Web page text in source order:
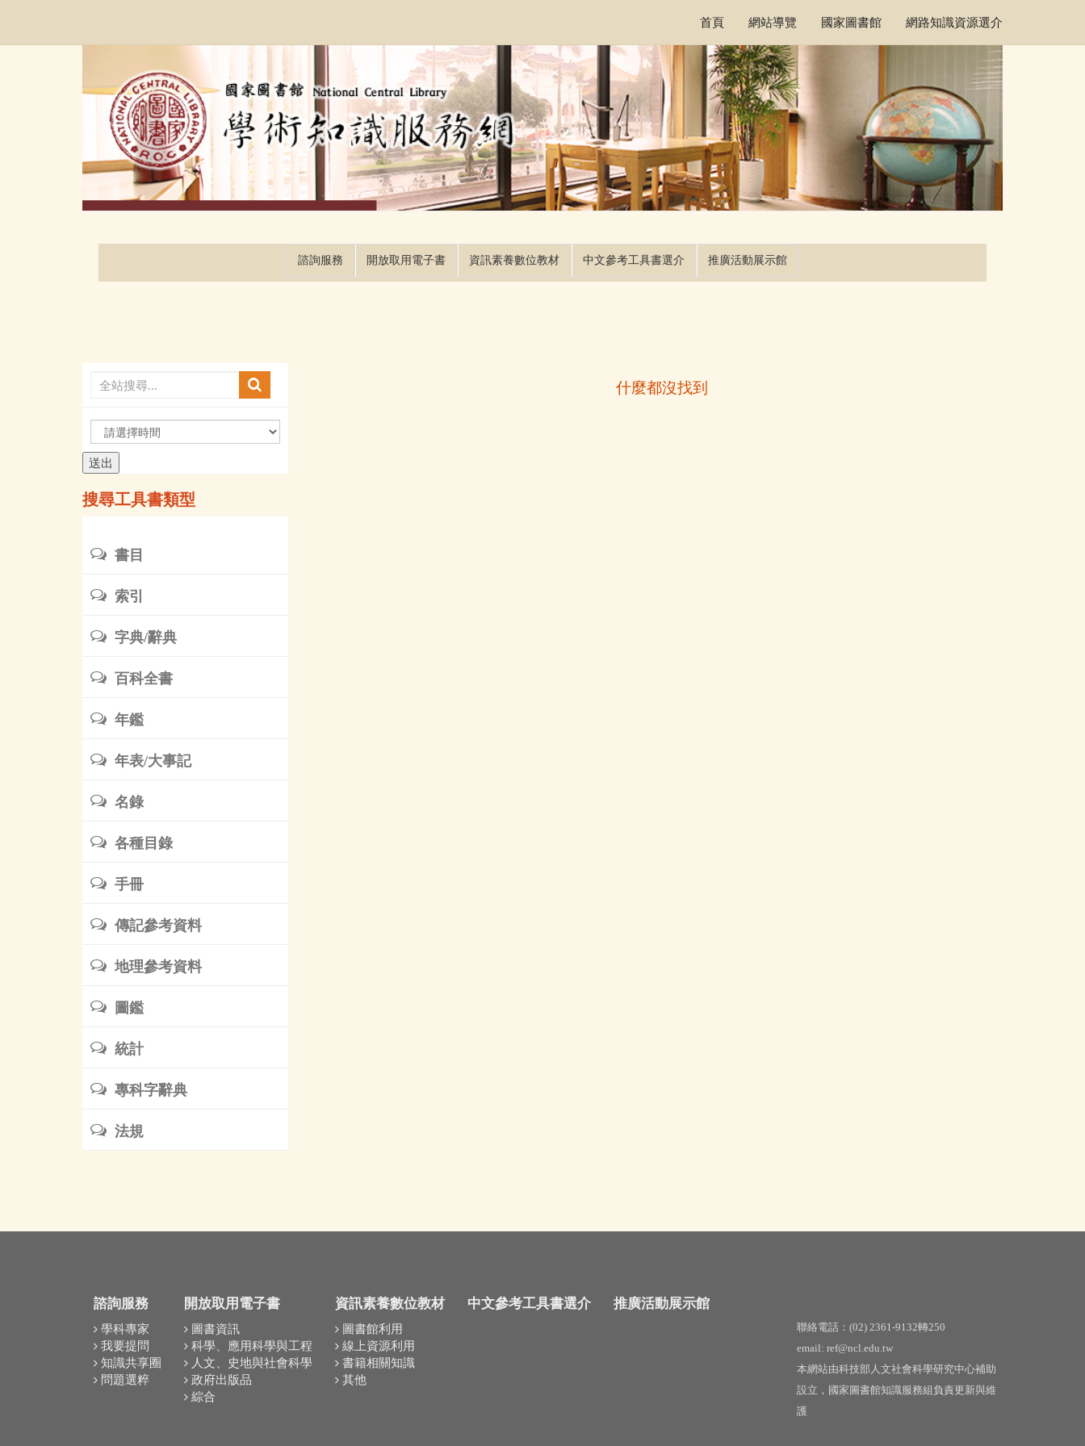
首頁
網站導覽 國家圖書館 網路知識資源選介
諮詢服務 開放取用電子書 資訊素養數位教材 中文參考工具書選介 推廣活動展示館
選
擇
時
間
搜尋工具書類型
書目
索引
字典/辭典
百科全書
年鑑
年表/大事記
名錄
各種目錄
手冊
傳記參考資料
地理參考資料
圖鑑
統計
專科字辭典
法規
什麼都沒找到
諮詢服務
學科專家
我要提問
知識共享圈
問題選粹
開放取用電子書
圖書資訊
科學、應用科學與工程
人文、史地與社會科學
政府出版品
綜合
資訊素養數位教材
圖書館利用
線上資源利用
書籍相關知識
其他
中文參考工具書選介 推廣活動展示館
聯絡電話：(02) 2361-9132轉250
email: ref@ncl.edu.tw
本網站由科技部人文社會科學研究中心補助
設立，國家圖書館知識服務組負責更新與維
護